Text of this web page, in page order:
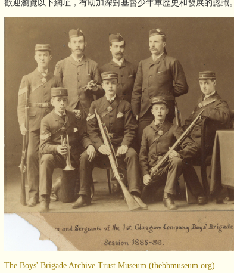
歡迎瀏覽以下網址，有助加深對基督少年軍歷史和發展的認識。
The Boys' Brigade Archive Trust Museum (thebbmuseum.org)